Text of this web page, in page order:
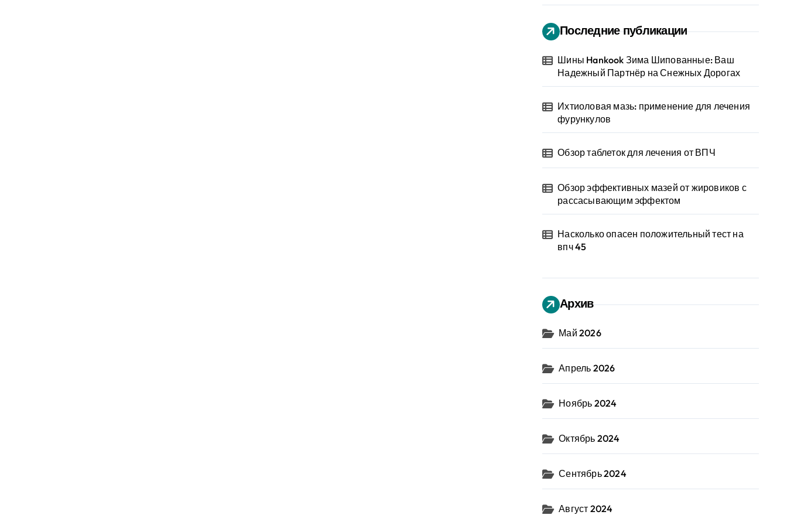
Последние публикации
Шины Hankook Зима Шипованные: Ваш
Надежный Партнёр на Снежных Дорогах
Ихтиоловая мазь: применение для лечения
фурункулов
Обзор таблеток для лечения от ВПЧ
Обзор эффективных мазей от жировиков с
рассасывающим эффектом
Насколько опасен положительный тест на
впч 45
Архив
Май 2026
Апрель 2026
Ноябрь 2024
Октябрь 2024
Сентябрь 2024
Август 2024